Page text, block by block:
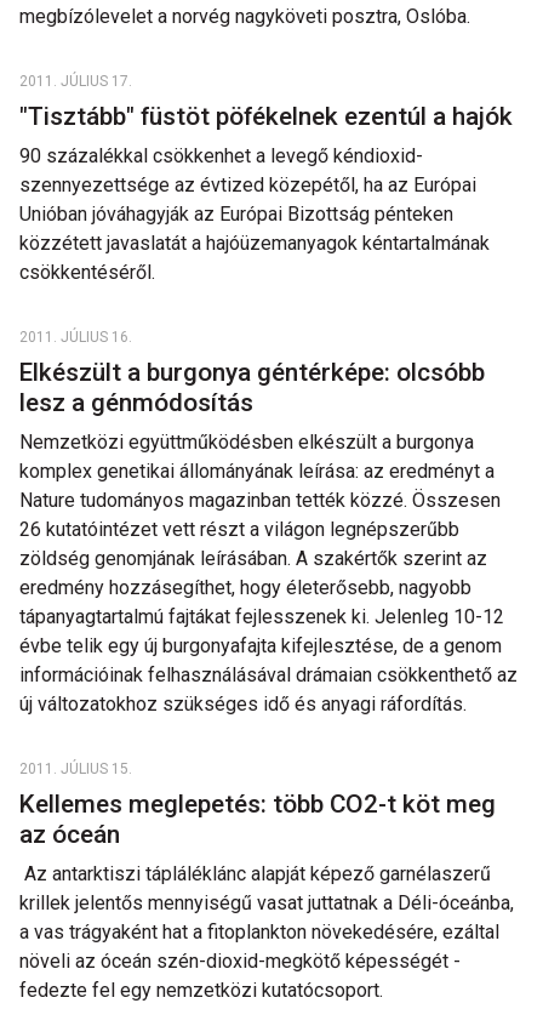
megbízólevelet a norvég nagyköveti posztra, Oslóba.
2011. JÚLIUS 17.
"Tisztább" füstöt pöfékelnek ezentúl a hajók
90 százalékkal csökkenhet a levegő kéndioxid-
szennyezettsége az évtized közepétől, ha az Európai
Unióban jóváhagyják az Európai Bizottság pénteken
közzétett javaslatát a hajóüzemanyagok kéntartalmának
csökkentéséről.
2011. JÚLIUS 16.
Elkészült a burgonya géntérképe: olcsóbb
lesz a génmódosítás
Nemzetközi együttműködésben elkészült a burgonya
komplex genetikai állományának leírása: az eredményt a
Nature tudományos magazinban tették közzé. Összesen
26 kutatóintézet vett részt a világon legnépszerűbb
zöldség genomjának leírásában. A szakértők szerint az
eredmény hozzásegíthet, hogy életerősebb, nagyobb
tápanyagtartalmú fajtákat fejlesszenek ki. Jelenleg 10-12
évbe telik egy új burgonyafajta kifejlesztése, de a genom
információinak felhasználásával drámaian csökkenthető az
új változatokhoz szükséges idő és anyagi ráfordítás.
2011. JÚLIUS 15.
Kellemes meglepetés: több CO2-t köt meg
az óceán
Az antarktiszi tápláléklánc alapját képező garnélaszerű
krillek jelentős mennyiségű vasat juttatnak a Déli-óceánba,
a vas trágyaként hat a fitoplankton növekedésére, ezáltal
növeli az óceán szén-dioxid-megkötő képességét -
fedezte fel egy nemzetközi kutatócsoport.